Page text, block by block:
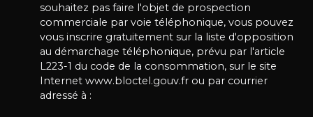
souhaitez pas faire l'objet de prospection
commerciale par voie téléphonique, vous pouvez
vous inscrire gratuitement sur la liste d'opposition
au démarchage téléphonique, prévu par l'article
L223-1 du code de la consommation, sur le site
Internet www.bloctel.gouv.fr ou par courrier
adressé à :